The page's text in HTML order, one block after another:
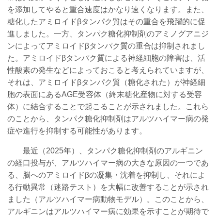
を添加してやると重合速度はかなり速くなります。また、
糖化したアミロイドβタンパク質はその重合を飛躍的に促
進しました。一方、タンパク糖化抑制剤のアミノグアニジ
ンによってアミロイドβタンパク質の重合は抑制されまし
た。アミロイドβタンパク質による神経細胞の障害は、活
性酸素の発生などによっておこると考えられていますが、
それは、アミロイドβタンパク質（糖化された）が神経細
胞の表面にあるAGE受容体（終末糖化産物に対する受容
体）に結合することで起こることが示されました。これら
のことから、タンパク糖化抑制剤はアルツハイマー病の発
症や進行を抑制する可能性があります。
最近（2025年）、 タンパク糖化抑制剤のアルギニン
の経口投与が、アルツハイマー病の大きな原因の一つであ
る、脳へのアミロイドβの凝集・沈着を抑制し、それによ
る行動異常（迷路テスト）を大幅に改善することが示され
ました（アルツハイマー病動物モデル）。このことから、
アルギニンはアルツハイマー病に効果を示すことが期待で